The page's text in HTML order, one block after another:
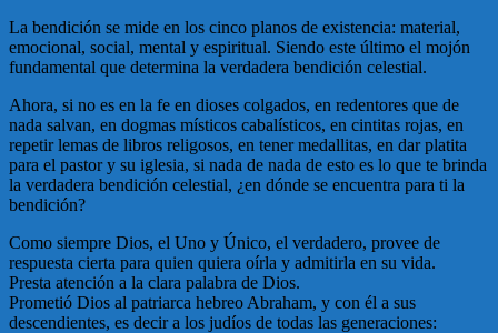
La bendición se mide en los cinco planos de existencia: material,
emocional, social, mental y espiritual. Siendo este último el mojón
fundamental que determina la verdadera bendición celestial.
Ahora, si no es en la fe en dioses colgados, en redentores que de
nada salvan, en dogmas místicos cabalísticos, en cintitas rojas, en
repetir lemas de libros religosos, en tener medallitas, en dar platita
para el pastor y su iglesia, si nada de nada de esto es lo que te brinda
la verdadera bendición celestial, ¿en dónde se encuentra para ti la
bendición?
Como siempre Dios, el Uno y Único, el verdadero, provee de
respuesta cierta para quien quiera oírla y admitirla en su vida.
Presta atención a la clara palabra de Dios.
Prometió Dios al patriarca hebreo Abraham, y con él a sus
descendientes, es decir a los judíos de todas las generaciones: